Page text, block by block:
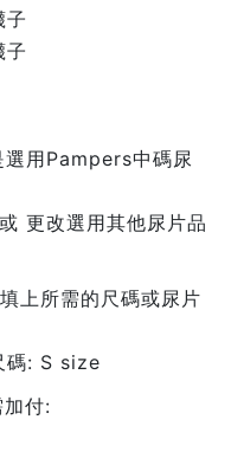
用Pampers中碼尿
更改選用其他尿片品
上所需的尺碼或尿片
碼: S size
付: